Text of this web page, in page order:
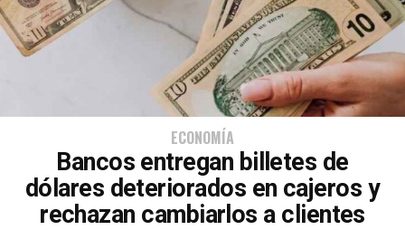
ECONOMÍA
Bancos entregan billetes de
dólares deteriorados en cajeros y
rechazan cambiarlos a clientes